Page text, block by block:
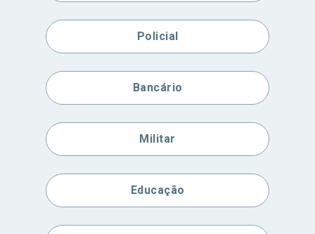
Policial
Bancário
Militar
Educação